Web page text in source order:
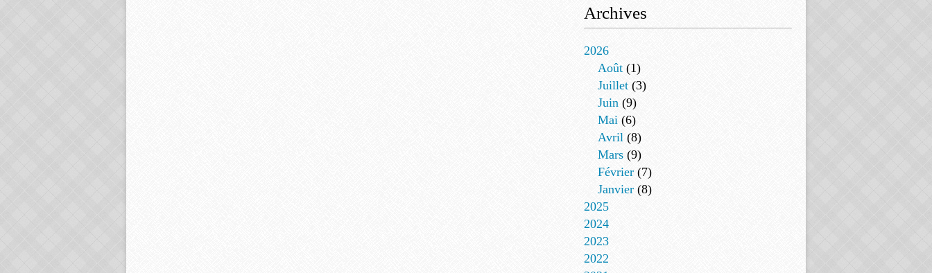
Archives
2026
Août (1)
Juillet (3)
Juin (9)
Mai (6)
Avril (8)
Mars (9)
Février (7)
Janvier (8)
2025
2024
2023
2022